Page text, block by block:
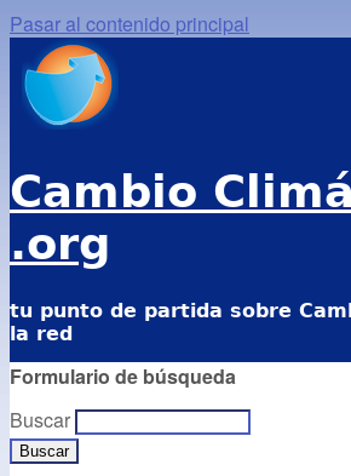
Pasar al contenido principal
Cambio
.org
tu punto de partida sobre
la red
Formulario de búsqueda
Buscar